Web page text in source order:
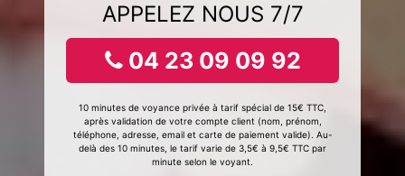
APPELEZ NOUS 7/7
04 23 09 09 92
10 minutes de voyance privée à tarif spécial de 15€ TTC,
après validation de votre compte client (nom, prénom,
téléphone, adresse, email et carte de paiement valide). Au-
delà des 10 minutes, le tarif varie de 3,5€ à 9,5€ TTC par
minute selon le voyant.